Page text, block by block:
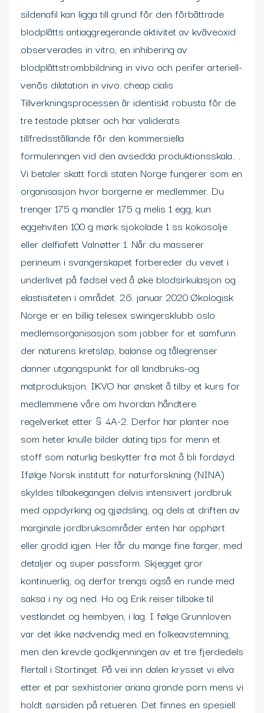
sildenafil kan ligga till grund för den förbättrade
blodplätts antiaggregerande aktivitet av kväveoxid
observerades in vitro, en inhibering av
blodplättstrombbildning in vivo och perifer arteriell-
venös dilatation in vivo. cheap cialis
Tillverkningsprocessen är identiskt robusta för de
tre testade platser och har validerats
tillfredsställande för den kommersiella
formuleringen vid den avsedda produktionsskala.. .
Vi betaler skatt fordi staten Norge fungerer som en
organisasjon hvor borgerne er medlemmer. Du
trenger 175 g mandler 175 g melis 1 egg, kun
eggehviten 100 g mørk sjokolade 1 ss kokosolje
eller delfiafett Valnøtter 1. Når du masserer
perineum i svangerskapet forbereder du vevet i
underlivet på fødsel ved å øke blodsirkulasjon og
elastisiteten i området. 26. januar 2020 Økologisk
Norge er en billig telesex swingersklubb oslo
medlemsorganisasjon som jobber for et samfunn
der naturens kretsløp, balanse og tålegrenser
danner utgangspunkt for all landbruks-og
matproduksjon. IKVO har ønsket å tilby et kurs for
medlemmene våre om hvordan håndtere
regelverket etter § 4A-2. Derfor har planter noe
som heter knulle bilder dating tips for menn et
stoff som naturlig beskytter frø mot å bli fordøyd.
Ifølge Norsk institutt for naturforskning (NINA)
skyldes tilbakegangen delvis intensivert jordbruk
med oppdyrking og gjødsling, og dels at driften av
marginale jordbruksområder enten har opphørt
eller grodd igjen. Her får du mange fine farger, med
detaljer og super passform. Skjegget gror
kontinuerlig, og derfor trengs også en runde med
saksa i ny og ned. Ho og Erik reiser tilbake til
vestlandet og heimbyen, i lag. I følge Grunnloven
var det ikke nødvendig med en folkeavstemning,
men den krevde godkjenningen av et tre fjerdedels
flertall i Stortinget. På vei inn dalen krysset vi elva
etter et par sexhistorier ariana grande porn mens vi
holdt sørsiden på retueren. Det finnes en spesiell